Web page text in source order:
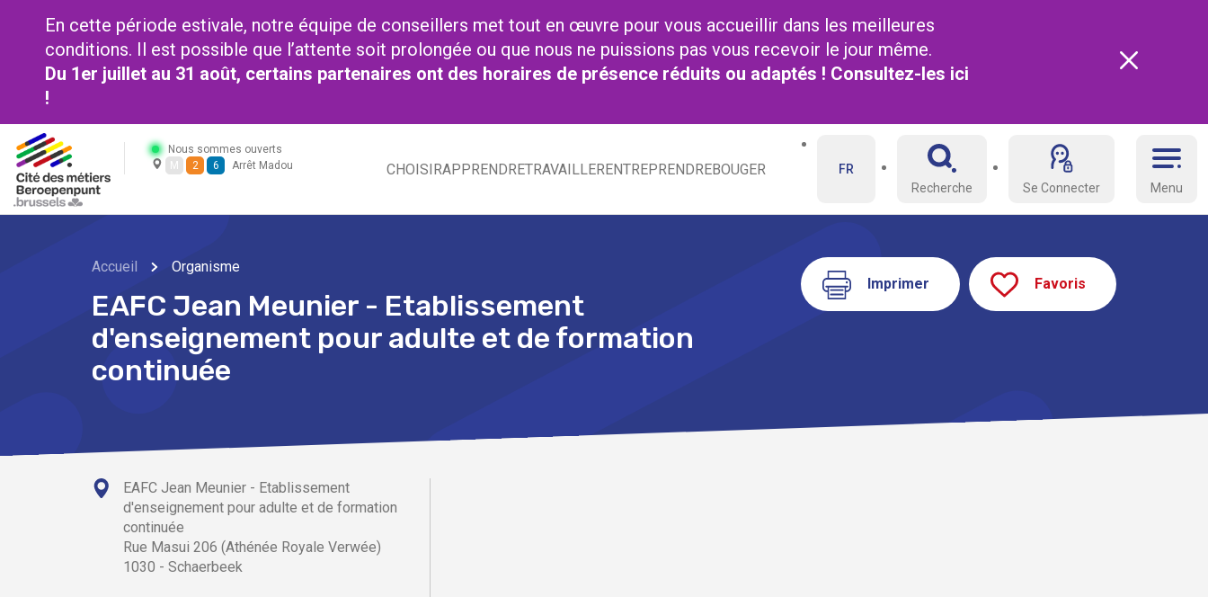
En cette période estivale, notre équipe de conseillers met tout en œuvre pour vous accueillir dans les meilleures
conditions. Il est possible que l’attente soit prolongée ou que nous ne puissions pas vous recevoir le jour même.
Du 1er juillet au 31 août, certains partenaires ont des horaires de présence réduits ou adaptés ! Consultez-les ici
!
Nous sommes ouverts
M
2 6 Arrêt Madou CHOISIRAPPRENDRETRAVAILLERENTREPRENDREBOUGER
Menu
FR
Recherche
Se Connecter
Accueil Organisme
EAFC Jean Meunier - Etablissement
d'enseignement pour adulte et de formation
continuée
Imprimer Favoris
EAFC Jean Meunier - Etablissement
d'enseignement pour adulte et de formation
continuée
Rue Masui 206 (Athénée Royale Verwée)
1030 - Schaerbeek